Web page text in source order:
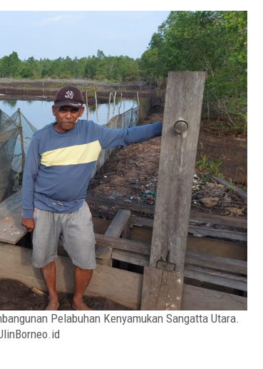
Pelabuhan Kenyamukan Sangatta Utara.